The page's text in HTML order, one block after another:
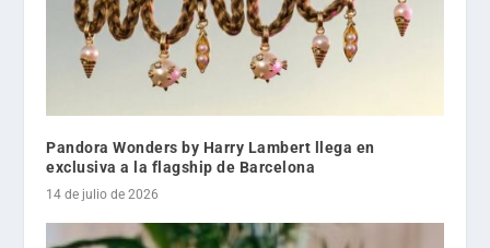
Pandora Wonders by Harry Lambert llega en
exclusiva a la flagship de Barcelona
14 de julio de 2026